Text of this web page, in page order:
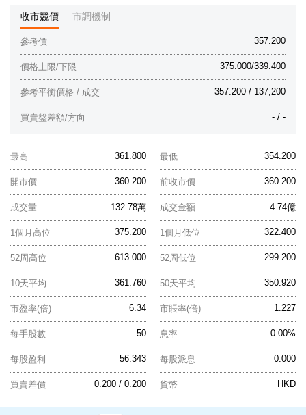
收市競價 市調機制
357.200
參考價
375.000/339.400
價格上限/下限
357.200 / 137,200
參考平衡價格 / 成交
- / -
買賣盤差額/方向
361.800
最高 354.200
最低
360.200
開市價 360.200
前收市價
132.78萬
成交量 4.74億
成交金額
375.200
1個月高位 322.400
1個月低位
613.000
52周高位 299.200
52周低位
361.760
10天平均 350.920
50天平均
6.34
市盈率(倍) 1.227
市賬率(倍)
50
每手股數 0.00%
息率
56.343
每股盈利 0.000
每股派息
0.200 / 0.200
買賣差價 HKD
貨幣